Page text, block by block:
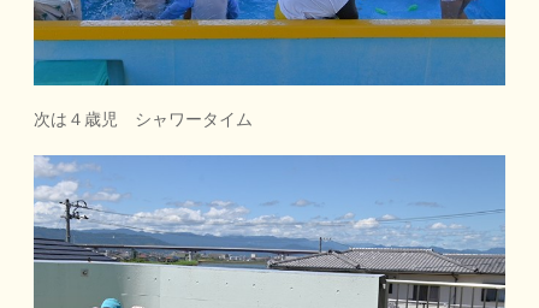
次は４歳児 シャワータイム